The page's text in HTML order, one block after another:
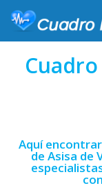
Aquí
de Asisa de